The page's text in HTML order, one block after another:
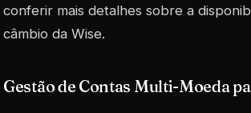
conferir mais detalhes sobre a
câmbio da Wise.
Gestão de Contas Multi-Moeda